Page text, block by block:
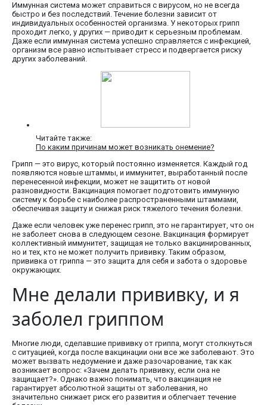
Иммунная система может справиться с вирусом, но не всегда
быстро и без последствий. Течение болезни зависит от
индивидуальных особенностей организма. У некоторых грипп
проходит легко, у других — приводит к серьезным проблемам.
Даже если иммунная система успешно справляется с инфекцией,
организм все равно испытывает стресс и подвергается риску
других заболеваний.
Читайте также:
По каким причинам может возникать онемение?
Грипп — это вирус, который постоянно изменяется. Каждый год
появляются новые штаммы, и иммунитет, выработанный после
перенесенной инфекции, может не защитить от новой
разновидности. Вакцинация помогает подготовить иммунную
систему к борьбе с наиболее распространенными штаммами,
обеспечивая защиту и снижая риск тяжелого течения болезни.
Даже если человек уже перенес грипп, это не гарантирует, что он
не заболеет снова в следующем сезоне. Вакцинация формирует
коллективный иммунитет, защищая не только вакцинированных,
но и тех, кто не может получить прививку. Таким образом,
прививка от гриппа — это защита для себя и забота о здоровье
окружающих.
Мне делали прививку, и я
заболел гриппом
Многие люди, сделавшие прививку от гриппа, могут столкнуться
с ситуацией, когда после вакцинации они все же заболевают. Это
может вызвать недоумение и даже разочарование, так как
возникает вопрос: «Зачем делать прививку, если она не
защищает?». Однако важно понимать, что вакцинация не
гарантирует абсолютной защиты от заболевания, но
значительно снижает риск его развития и облегчает течение